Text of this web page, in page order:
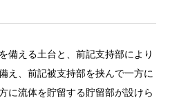
備える土台と、前記支持部により
え、前記被支持部を挟んで一方に
に流体を貯留する貯留部が設けら